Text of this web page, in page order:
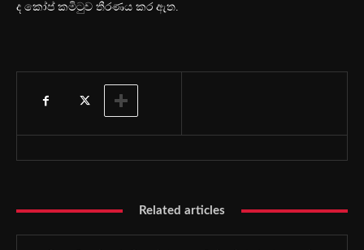
ද කෝප් කමිටුව තීරණය කර ඇත.
Related articles